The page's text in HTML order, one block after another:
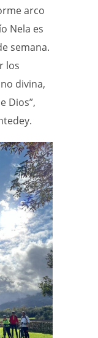
arco
Nela es
semana.
los
divina,
Dios”,